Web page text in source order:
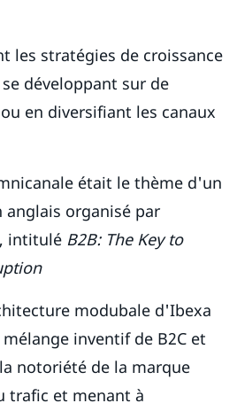
les stratégies de croissance
développant sur de
en diversifiant les canaux
était le thème d'un
anglais organisé par
intitulé B2B: The Key to
modubale d'Ibexa
inventif de B2C et
notoriété de la marque
trafic et menant à